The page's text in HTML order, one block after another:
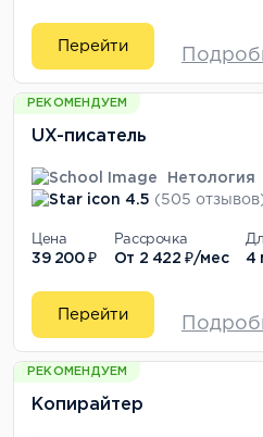
Перейти
РЕКОМЕНДУЕМ
UX-писатель
Нетология
4.5 (505
Цена
39 200 ₽
Рассрочка
От 2 422 ₽/мес 4
Перейти
РЕКОМЕНДУЕМ
Копирайтер